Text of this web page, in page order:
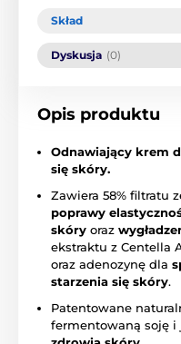
Skład
Dyskusja (0)
Opis produktu
Odnawiający krem
się skóry.
Zawiera 58% filtratu
poprawy
skóry oraz
ekstraktu z Centella
oraz adenozynę dla
starzenia się skóry.
Patentowane
fermentowaną soję i